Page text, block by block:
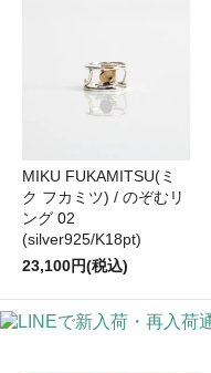
MIKU FUKAMITSU(ミ
ク フカミツ) / のぞむリ
ング 02
(silver925/K18pt)
23,100円(税込)